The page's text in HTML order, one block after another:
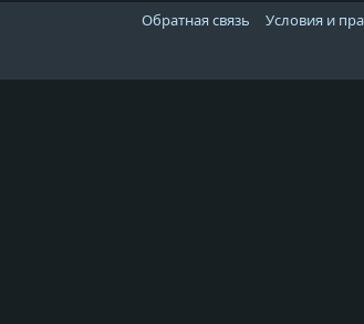
Обратная связь Условия и